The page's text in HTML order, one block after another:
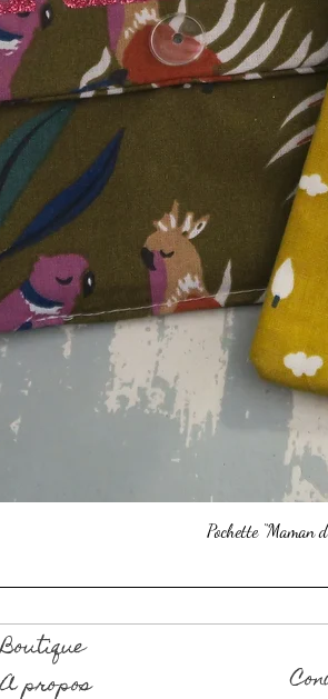
Pochette “Maman
Boutique
A propos